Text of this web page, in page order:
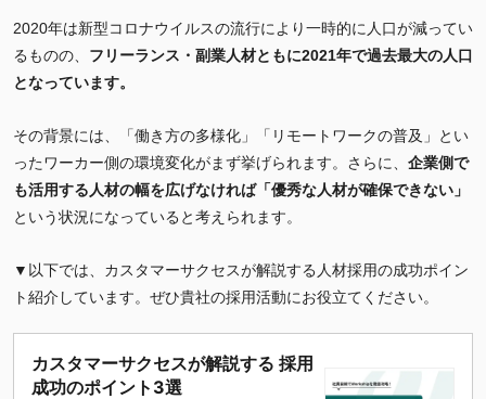
2020年は新型コロナウイルスの流行により一時的に人口が減ってい
るものの、 フリーランス・副業人材ともに2021年で過去最大の人口
となっています。
その背景には、「働き方の多様化」「リモートワークの普及」とい
ったワーカー側の環境変化がまず挙げられます。さらに、 企業側で
も活用する人材の幅を広げなければ「優秀な人材が確保できない」
という状況になっていると考えられます。
▼以下では、カスタマーサクセスが解説する人材採用の成功ポイン
ト紹介しています。ぜひ貴社の採用活動にお役立てください。
カスタマーサクセスが解説する 採用
成功のポイント3選